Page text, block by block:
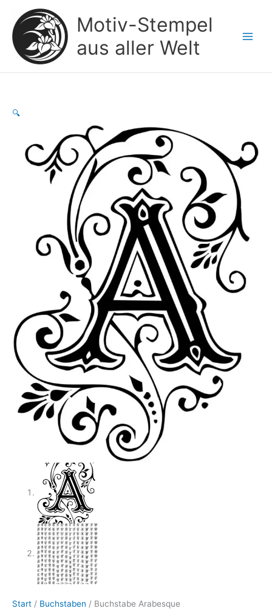
Inhalt
springen
Motiv-Stempel
aus aller Welt
🔍
Start / Buchstaben / Buchstabe Arabesque